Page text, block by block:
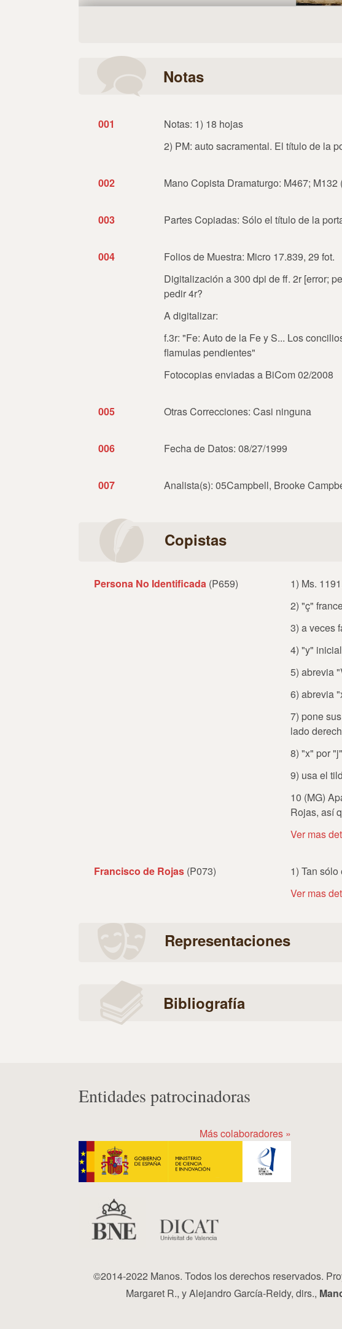
Notas
001
Notas: 1) 18 hojas
2) PM: auto sacramental. El título de la
002 Mano Copista Dramaturgo: M467; M132
003 Partes Copiadas: Sólo el título de la
004
Folios de Muestra: Micro 17.839, 29 fot.
Digitalización a 300 dpi de ff. 2r [error;
pedir 4r?
A digitalizar:
f.3r: "Fe: Auto de la Fe y S... Los
flamulas pendientes"
Fotocopias enviadas a BiCom 02/2008
005 Otras Correcciones: Casi ninguna
006 Fecha de Datos: 08/27/1999
007 Analista(s): 05Campbell, Brooke
Copistas
Persona No Identificada (P659)
1) Ms.
2) "ç"
3) a veces
4) "y"
5) abrevia
6) abrevia
7) pone
lado
8) "x" por
9) usa el
10 (MG)
Rojas, así
Ver mas
Francisco de Rojas (P073)
1) Tan
Ver mas
Representaciones
Bibliografía
Entidades patrocinadoras
Más colaboradores »
©2014-2022 Manos. Todos los derechos reservados.
Margaret R., y Alejandro García-Reidy, dirs.,